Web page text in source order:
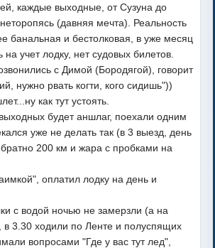
каждые выходные, от Сузуна до
(давняя мечта). Реальность
банальная и бестолковая, в уже месяц
на учет лодку, нет судовых билетов.
с Димой (Бородягой), говорит
нужно рвать когти, кого сидишь"))
как тут устоять.
будет аншлаг, поехали одним
уже не делать так (в 3 выезд, день
200 км и жара с пробками на
оплатил лодку на день и
с водой ночью не замерзли (а на
в 3.30 ходили по Ленте и полуспящих
вопросами "Где у вас тут лед",